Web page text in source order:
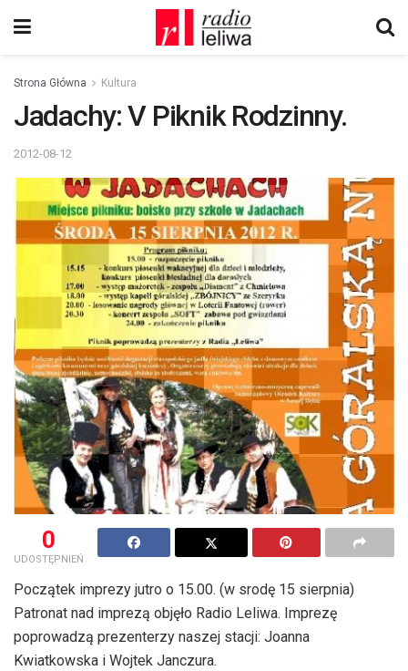
Strona Główna Kultura
Jadachy: V Piknik Rodzinny.
2012-08-12
0
UDOSTĘPNIEŃ
Początek imprezy jutro o 15.00. (w srodę 15 sierpnia)
Patronat nad imprezą objęło Radio Leliwa. Imprezę
poprowadzą prezenterzy naszej stacji: Joanna
Kwiatkowska i Wojtek Janczura.